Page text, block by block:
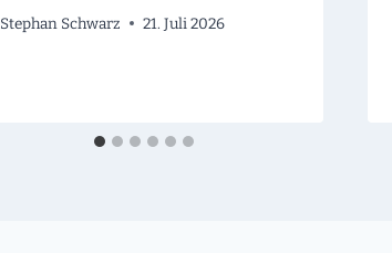
Stephan Schwarz 21. Juli 2026